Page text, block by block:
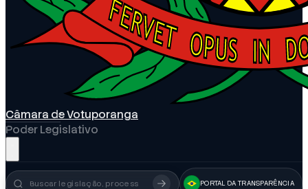
Câmara de Votuporanga
Poder Legislativo
PORTAL DA TRANSPARÊNCIA